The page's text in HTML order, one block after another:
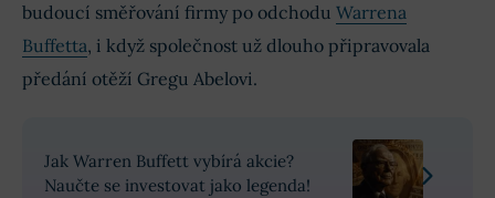
budoucí směřování firmy po odchodu Warrena
Buffetta, i když společnost už dlouho připravovala
předání otěží Gregu Abelovi.
Jak Warren Buffett vybírá akcie?
Naučte se investovat jako legenda!